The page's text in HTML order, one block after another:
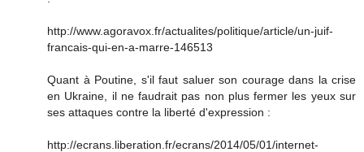
http://www.agoravox.fr/actualites/politique/article/un-juif-
francais-qui-en-a-marre-146513
Quant à Poutine, s'il faut saluer son courage dans la crise
en Ukraine, il ne faudrait pas non plus fermer les yeux sur
ses attaques contre la liberté d'expression :
http://ecrans.liberation.fr/ecrans/2014/05/01/internet-